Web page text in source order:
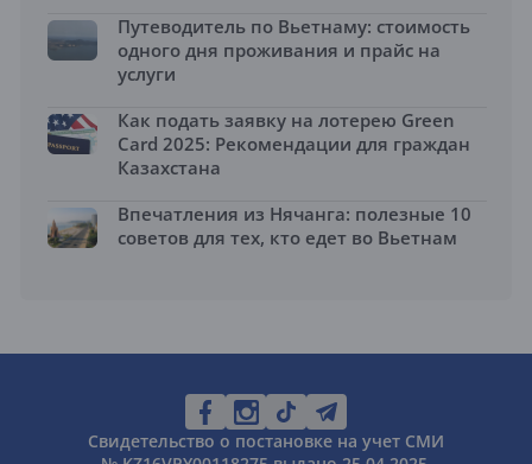
Путеводитель по Вьетнаму: стоимость
одного дня проживания и прайс на
услуги
Как подать заявку на лотерею Green
Card 2025: Рекомендации для граждан
Казахстана
Впечатления из Нячанга: полезные 10
советов для тех, кто едет во Вьетнам
Свидетельство о постановке на учет СМИ